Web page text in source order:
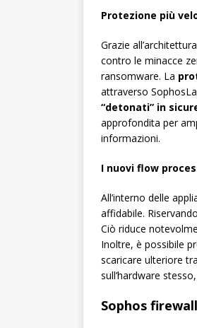
Protezione più
Grazie all’architettura
contro le minacce
ransomware. La
attraverso
“detonati” in
approfondita per
informazioni.
I nuovi flow
All’interno delle
affidabile.
Ciò riduce
Inoltre, è possibile
scaricare ulteriore
sull’hardware
Sophos